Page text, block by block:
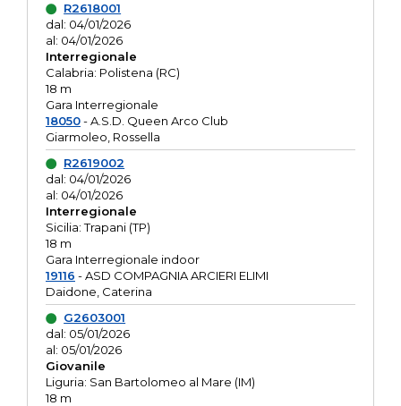
R2618001
dal: 04/01/2026
al: 04/01/2026
Interregionale
Calabria: Polistena (RC)
18 m
Gara Interregionale
18050- A.S.D. Queen Arco Club
Giarmoleo, Rossella
R2619002
dal: 04/01/2026
al: 04/01/2026
Interregionale
Sicilia: Trapani (TP)
18 m
Gara Interregionale indoor
19116 - ASD COMPAGNIA ARCIERI ELIMI
Daidone, Caterina
G2603001
dal: 05/01/2026
al: 05/01/2026
Giovanile
Liguria: San Bartolomeo al Mare (IM)
18 m